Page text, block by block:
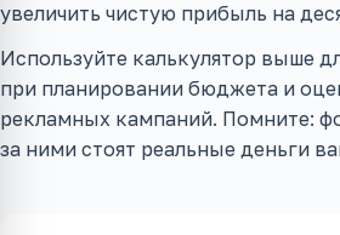
увеличить чистую прибыль на
Используйте калькулятор выше
при планировании бюджета и
рекламных кампаний. Помните:
за ними стоят реальные деньги